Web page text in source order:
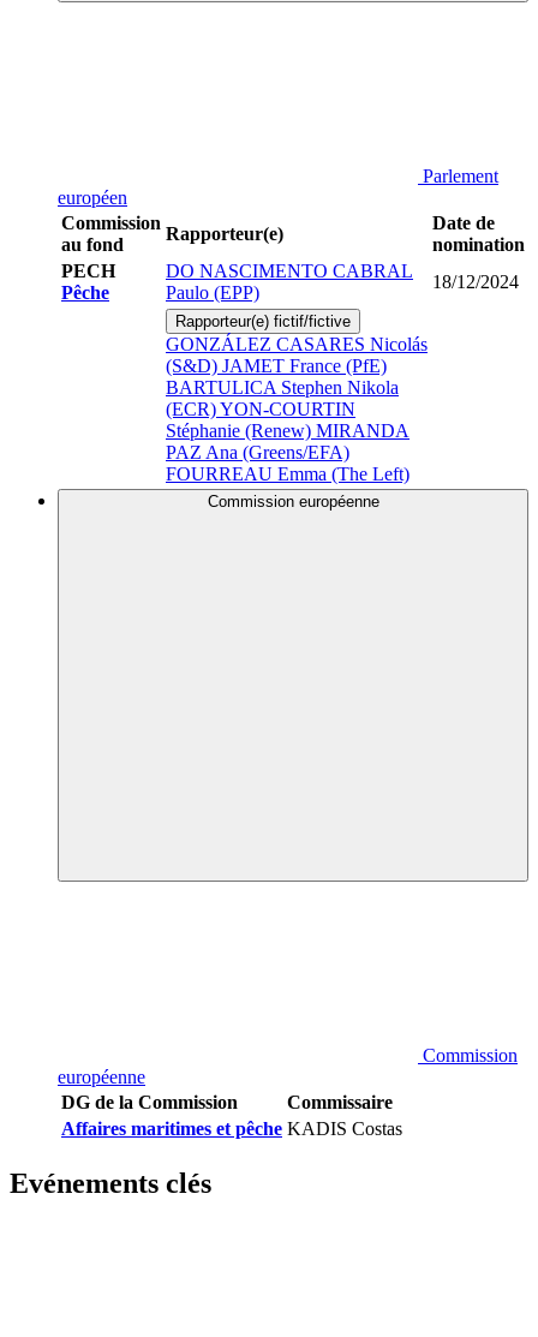
Parlement
européen
Commission
au fond
Rapporteur(e)
Date de
nomination
PECH
Pêche
DO NASCIMENTO CABRAL
Paulo (EPP)
18/12/2024
Rapporteur(e) fictif/fictive
GONZÁLEZ CASARES Nicolás
(S&D) JAMET France (PfE)
BARTULICA Stephen Nikola
(ECR)YON-COURTIN
Stéphanie (Renew) MIRANDA
PAZ Ana (Greens/EFA)
FOURREAU Emma (The Left)
Commission européenne
Commission
européenne
DG de la Commission
Commissaire
Affaires maritimes et pêche KADIS Costas
Evénements clés